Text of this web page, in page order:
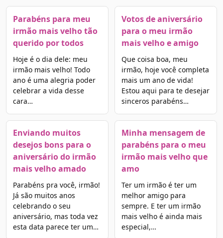
Parabéns para meu
irmão mais velho tão
querido por todos
Hoje é o dia dele: meu
irmão mais velho! Todo
ano é uma alegria poder
celebrar a vida desse
cara…
Enviando muitos
desejos bons para o
aniversário do irmão
mais velho amado
Parabéns pra você, irmão!
Já são muitos anos
celebrando o seu
aniversário, mas toda vez
esta data parece ter um…
Votos de aniversário
para o meu irmão
mais velho e amigo
Que coisa boa, meu
irmão, hoje você completa
mais um ano de vida!
Estou aqui para te desejar
sinceros parabéns…
Minha mensagem de
parabéns para o meu
irmão mais velho que
amo
Ter um irmão é ter um
melhor amigo para
sempre. E ter um irmão
mais velho é ainda mais
especial,…